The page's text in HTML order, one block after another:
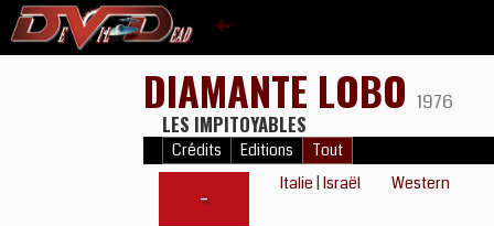
DIAMANTE LOBO 1976
LES IMPITOYABLES
Crédits Editions Tout
-
Italie |Israël Western